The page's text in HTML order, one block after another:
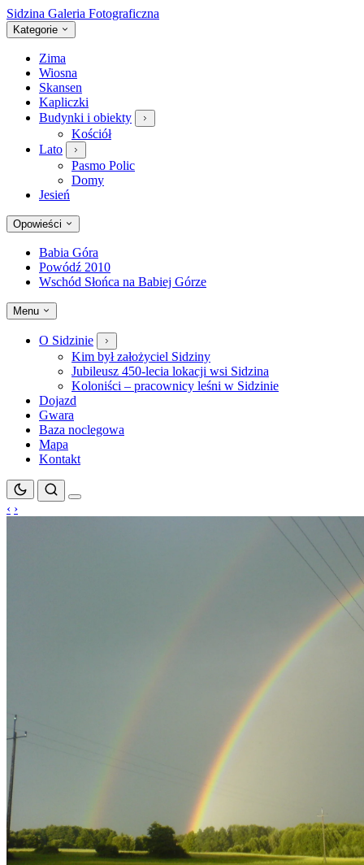
Sidzina Galeria Fotograficzna
Kategorie
Zima
Wiosna
Skansen
Kapliczki
Budynki i obiekty
Kościół
Lato
Pasmo Polic
Domy
Jesień
Opowieści
Babia Góra
Powódź 2010
Wschód Słońca na Babiej Górze
Menu
O Sidzinie
Kim był założyciel Sidziny
Jubileusz 450-lecia lokacji wsi Sidzina
Koloniści – pracownicy leśni w Sidzinie
Dojazd
Gwara
Baza noclegowa
Mapa
Kontakt
‹ ›